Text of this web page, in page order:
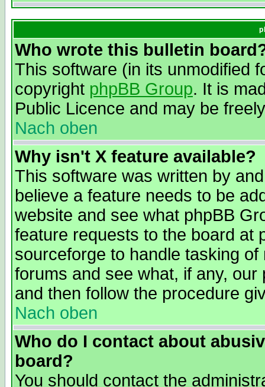
Who wrote this bulletin
This software (in its unmodified
copyright phpBB Group. It is
Public Licence and may be
Nach oben
Why isn't X feature available?
This software was written by
believe a feature needs to be
website and see what phpBB
feature requests to the board at
sourceforge to handle tasking
forums and see what, if any,
and then follow the procedure
Nach oben
Who do I contact about
board?
You should contact the